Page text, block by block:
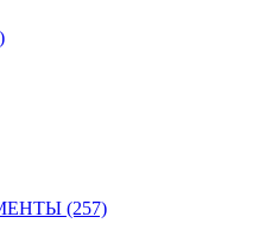
(257)